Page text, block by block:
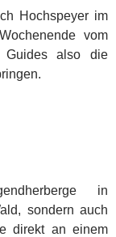
Hochspeyer im
vom
Guides also die
in
sondern auch
direkt an einem